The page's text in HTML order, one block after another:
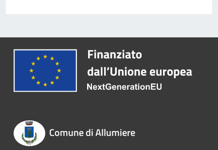
Comune di Allumiere